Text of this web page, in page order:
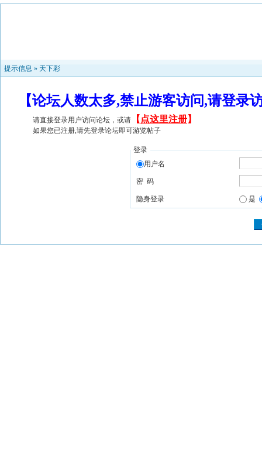
提示信息 » 天下彩
【论坛人数太多,禁止游客访问,请登
请直接登录用户访问论坛，或请 【 点这里注册】
如果您已注册,请先登录论坛即可游览帖子
登录
用户名
密 码
隐身登录 是